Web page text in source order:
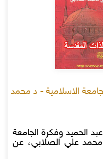
الاسلامية - د محمد
الحميد وفكرة الجامعة
محمد علي الصلابي، عن